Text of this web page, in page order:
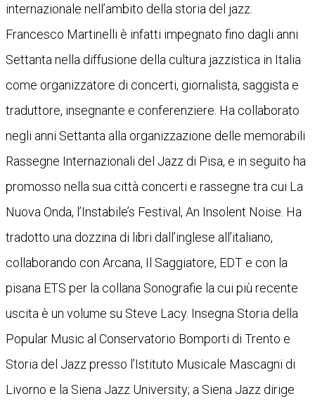
internazionale nell’ambito della storia del jazz.
Francesco Martinelli è infatti impegnato fino dagli anni
Settanta nella diffusione della cultura jazzistica in Italia
come organizzatore di concerti, giornalista, saggista e
traduttore, insegnante e conferenziere. Ha collaborato
negli anni Settanta alla organizzazione delle memorabili
Rassegne Internazionali del Jazz di Pisa, e in seguito ha
promosso nella sua città concerti e rassegne tra cui La
Nuova Onda, l’Instabile’s Festival, An Insolent Noise. Ha
tradotto una dozzina di libri dall’inglese all’italiano,
collaborando con Arcana, Il Saggiatore, EDT e con la
pisana ETS per la collana Sonografie la cui più recente
uscita è un volume su Steve Lacy. Insegna Storia della
Popular Music al Conservatorio Bomporti di Trento e
Storia del Jazz presso l’Istituto Musicale Mascagni di
Livorno e la Siena Jazz University; a Siena Jazz dirige